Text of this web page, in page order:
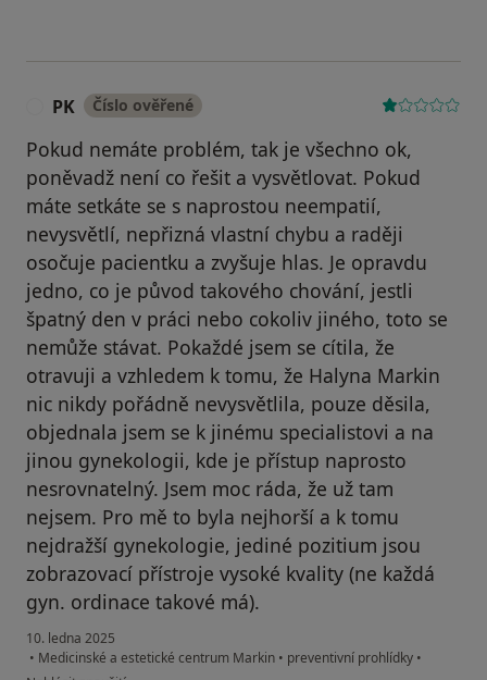
PK Číslo ověřené
Pokud nemáte problém, tak je všechno ok,
poněvadž není co řešit a vysvětlovat. Pokud
máte setkáte se s naprostou neempatií,
nevysvětlí, nepřizná vlastní chybu a raději
osočuje pacientku a zvyšuje hlas. Je opravdu
jedno, co je původ takového chování, jestli
špatný den v práci nebo cokoliv jiného, toto se
nemůže stávat. Pokaždé jsem se cítila, že
otravuji a vzhledem k tomu, že Halyna Markin
nic nikdy pořádně nevysvětlila, pouze děsila,
objednala jsem se k jinému specialistovi a na
jinou gynekologii, kde je přístup naprosto
nesrovnatelný. Jsem moc ráda, že už tam
nejsem. Pro mě to byla nejhorší a k tomu
nejdražší gynekologie, jediné pozitium jsou
zobrazovací přístroje vysoké kvality (ne každá
gyn. ordinace takové má).
10. ledna 2025
• Medicinské a estetické centrum Markin • preventivní prohlídky •